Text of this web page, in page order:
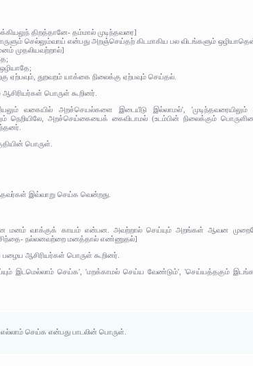
திறத்தானே- தம்மால் முடிந்தவரை]
செல்லும்வாய் என்பது அறஞ்செய்தற் கிடமாகிய பல விடங்களும்
முதலியவற்றால்]
ஏற்பவும், துறவறம் யாக்கை நிலைக்கு ஏற்பவும் செய்தல்.
பொருள் கூறினர்.
வகையில் அறச்செயல்களை இடையீடு இல்லாமல்',
அறச்செய்கையைக் கைவிடாமல் (உடம்பின் நிலைக்கும்
பொருள்.
இவ்வாறு செய்க வென்றது.
மனம் வாக்குக் காயம் என்பன. அவற்றால் செய்யும் அறங்கள் ஆவன
நல்லனவற்றை மனத்தால் எண்ணுதல்]
ஆசிரியர்கள் பொருள் கூறினர்.
இடமெல்லாம் செய்க', 'மறக்காமல் செய்ய வேண்டும்', 'செய்யத்தகும்
செய்க என்பது பாடலின் பொருள்.